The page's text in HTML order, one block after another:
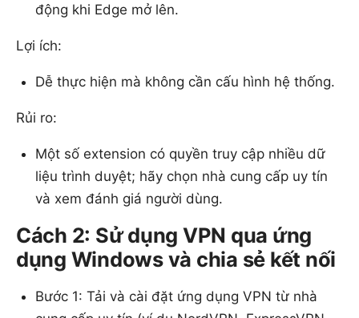
động khi Edge mở lên.
Lợi ích:
Dễ thực hiện mà không cần cấu hình hệ thống.
Rủi ro:
Một số extension có quyền truy cập nhiều dữ
liệu trình duyệt; hãy chọn nhà cung cấp uy tín
và xem đánh giá người dùng.
Cách 2: Sử dụng VPN qua ứng
dụng Windows và chia sẻ kết nối
Bước 1: Tải và cài đặt ứng dụng VPN từ nhà